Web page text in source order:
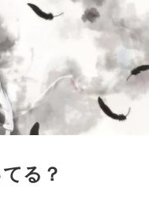
る？